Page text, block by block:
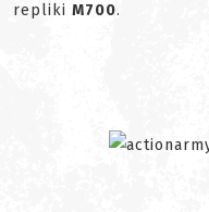
repliki M700.